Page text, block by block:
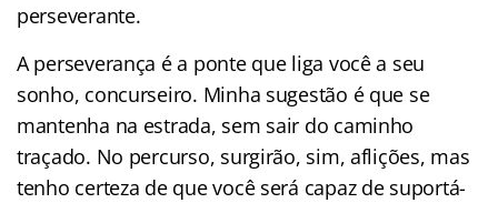
perseverante.
A perseverança é a ponte que liga você a seu
sonho, concurseiro. Minha sugestão é que se
mantenha na estrada, sem sair do caminho
traçado. No percurso, surgirão, sim, aflições, mas
tenho certeza de que você será capaz de suportá-